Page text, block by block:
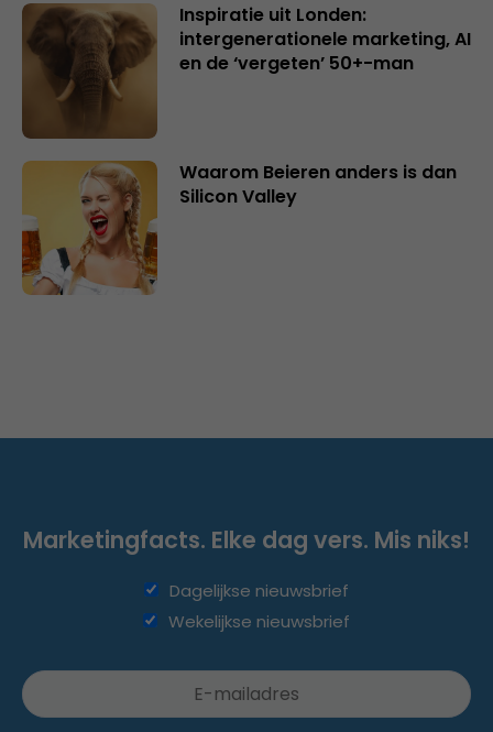
Inspiratie uit Londen:
intergenerationele marketing, AI
en de ‘vergeten’ 50+-man
Waarom Beieren anders is dan
Silicon Valley
Marketingfacts. Elke dag vers. Mis niks!
Dagelijkse nieuwsbrief
Wekelijkse nieuwsbrief